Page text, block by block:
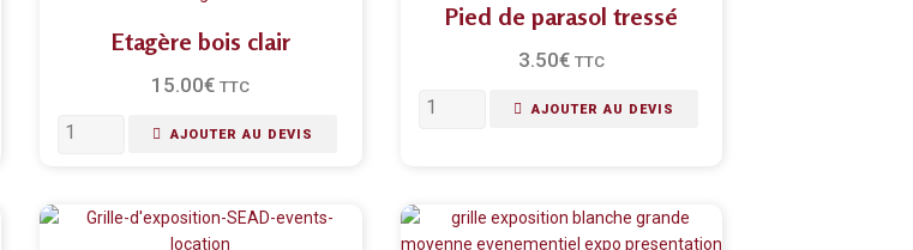
Etagère bois clair
15.00€ TTC
AJOUTER AU DEVIS
Pied de parasol tressé
3.50€ TTC
AJOUTER AU DEVIS